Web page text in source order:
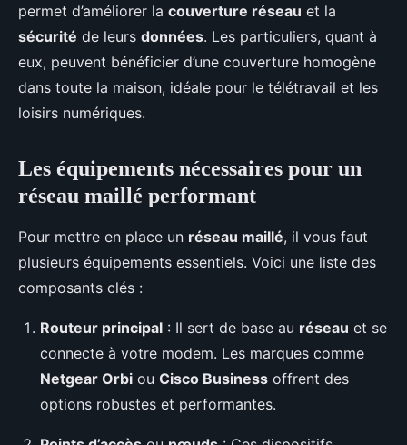
permet d’améliorer la couverture réseau et la
sécurité de leurs données. Les particuliers, quant à
eux, peuvent bénéficier d’une couverture homogène
dans toute la maison, idéale pour le télétravail et les
loisirs numériques.
Les équipements nécessaires pour un
réseau maillé performant
Pour mettre en place un réseau maillé, il vous faut
plusieurs équipements essentiels. Voici une liste des
composants clés :
Routeur principal : Il sert de base au réseau et se
connecte à votre modem. Les marques comme
Netgear Orbi ou Cisco Business offrent des
options robustes et performantes.